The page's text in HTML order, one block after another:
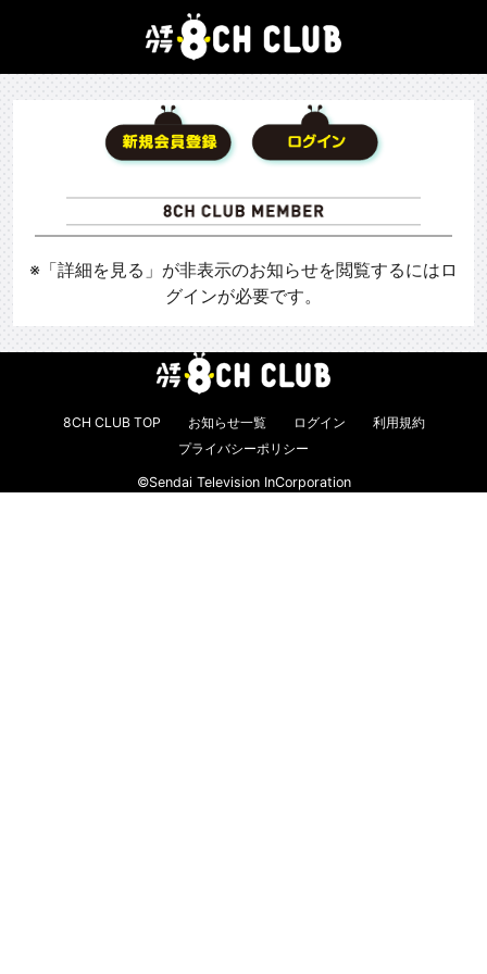
※「詳細を見る」が非表示のお知らせを閲覧するにはロ
グインが必要です。
8CH CLUB TOP お知らせ一覧 ログイン
利用規約
プライバシーポリシー
©Sendai Television InCorporation